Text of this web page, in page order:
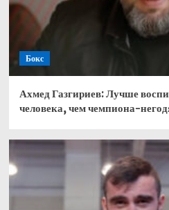
Бокс
Ахмед Газгириев: Лучше
человека, чем чемпиона-